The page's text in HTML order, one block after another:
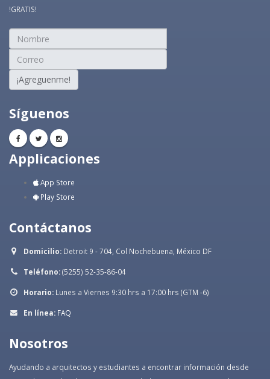
!GRATIS!
¡Agreguenme!
Síguenos
Applicaciones
App Store
Play Store
Contáctanos
Domicilio: Detroit 9 - 704, Col Nochebuena, México DF
Teléfono:(5255) 52-35-86-04
Horario: Lunes a Viernes 9:30 hrs a 17:00 hrs (GTM -6)
En línea: FAQ
Nosotros
Ayudando a arquitectos y estudiantes a encontrar información desde